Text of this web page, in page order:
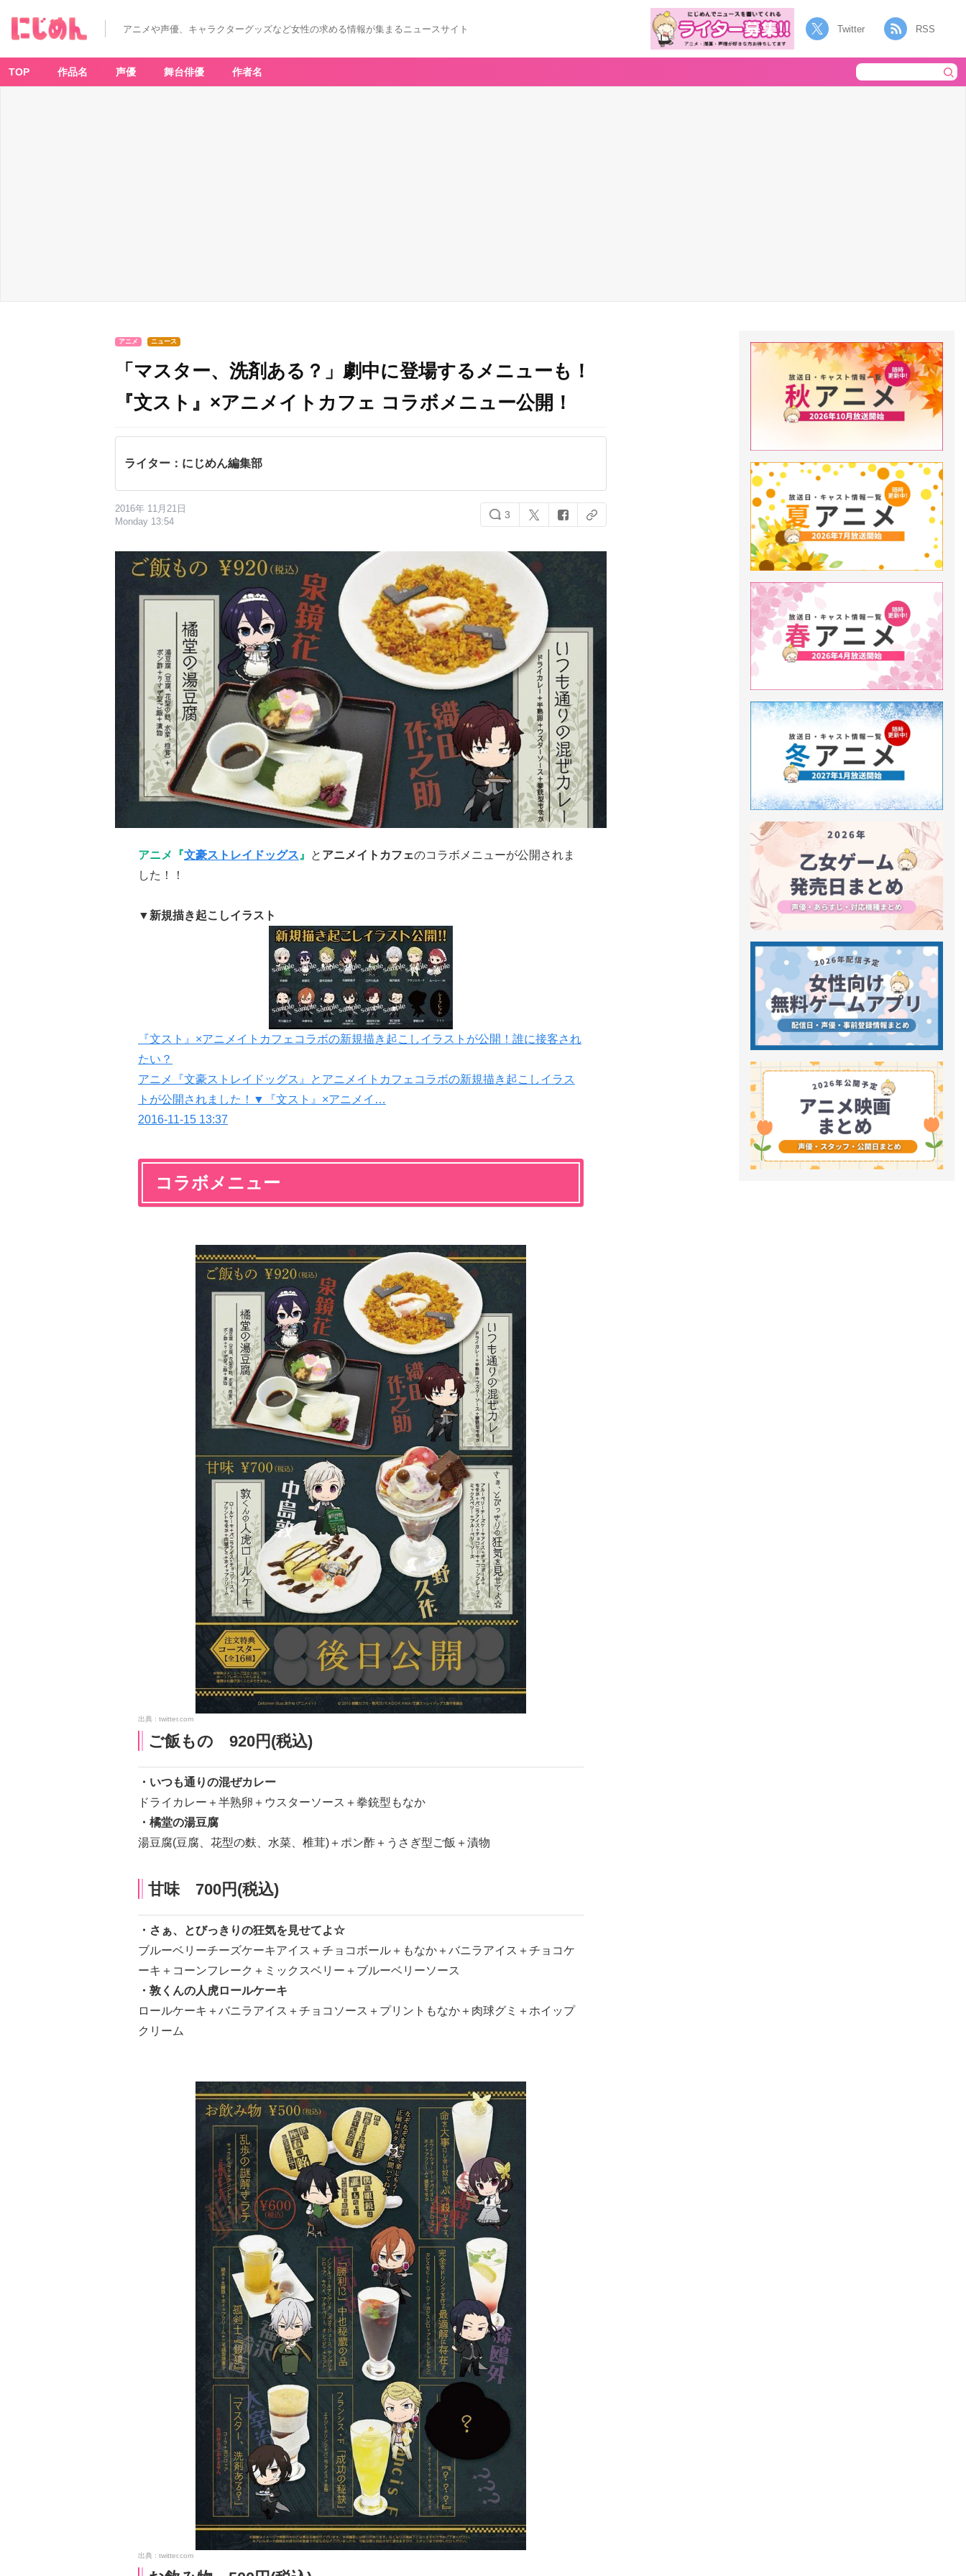
アニメや声優、キャラクターグッズなど女性の求める情報が集まるニュースサイト Twitter RSS
TOP 作品名 声優 舞台俳優 作者名
アニメ ニュース
「マスター、洗剤ある？」劇中に登場するメニューも！
『文スト』×アニメイトカフェ コラボメニュー公開！
ライター：にじめん編集部
2016年 11月21日
Monday 13:54
3
アニメ『文豪ストレイドッグス 』 と アニメイトカフェのコラボメニューが公開されま
した！！
▼新規描き起こしイラスト
『文スト』×アニメイトカフェコラボの新規描き起こしイラストが公開！誰に接客され
たい？
アニメ『文豪ストレイドッグス』とアニメイトカフェコラボの新規描き起こしイラス
トが公開されました！▼『文スト』×アニメイ…
2016-11-15 13:37
コラボメニュー
twitter.com
ご飯もの 920円(税込)
・いつも通りの混ぜカレー
ドライカレー＋半熟卵＋ウスターソース＋拳銃型もなか
・橘堂の湯豆腐
湯豆腐(豆腐、花型の麩、水菜、椎茸)＋ポン酢＋うさぎ型ご飯＋漬物
甘味 700円(税込)
・さぁ、とびっきりの狂気を見せてよ☆
ブルーベリーチーズケーキアイス＋チョコボール＋もなか＋バニラアイス＋チョコケ
ーキ＋コーンフレーク＋ミックスベリー＋ブルーベリーソース
・敦くんの人虎ロールケーキ
ロールケーキ＋バニラアイス＋チョコソース＋プリントもなか＋肉球グミ＋ホイップ
クリーム
twitter.com